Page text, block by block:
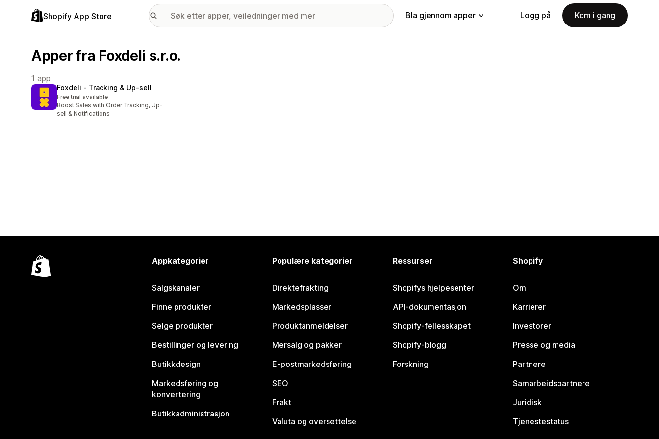
Shopify App Store Bla gjennom apper Logg på Kom i gang
Apper fra Foxdeli s.r.o.
1 app
Foxdeli ‑ Tracking & Up‑sell
Free trial available
Boost Sales with Order Tracking, Up-
sell & Notifications
Appkategorier
Salgskanaler
Finne produkter
Selge produkter
Bestillinger og levering
Butikkdesign
Markedsføring og
konvertering
Butikkadministrasjon
Populære kategorier
Direktefrakting
Markedsplasser
Produktanmeldelser
Mersalg og pakker
E-postmarkedsføring
SEO
Frakt
Valuta og oversettelse
Ressurser
Shopifys hjelpesenter
API-dokumentasjon
Shopify-fellesskapet
Shopify-blogg
Forskning
Shopify
Om
Karrierer
Investorer
Presse og media
Partnere
Samarbeidspartnere
Juridisk
Tjenestestatus